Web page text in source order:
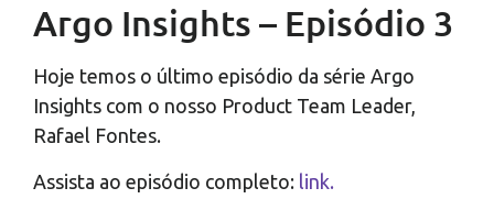
Argo Insights – Episódio 3
Hoje temos o último episódio da série Argo
Insights com o nosso Product Team Leader,
Rafael Fontes.
Assista ao episódio completo: link.